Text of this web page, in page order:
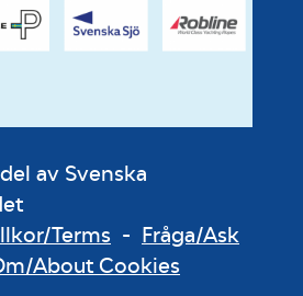
av Svenska
Terms - Fråga/Ask
About Cookies